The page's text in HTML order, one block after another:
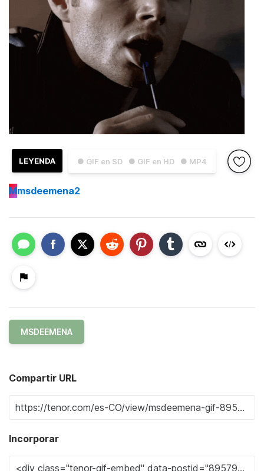
● GIF en SD ● GIF en HD ● MP4
LEYENDA
Mmsdeemena2
MSDEEMENA
Compartir URL
Incorporar